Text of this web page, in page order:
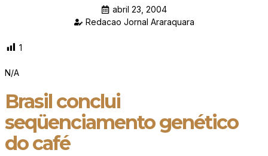
abril 23, 2004
Redacao Jornal Araraquara
1
N/A
Brasil conclui
seqüenciamento genético
do café